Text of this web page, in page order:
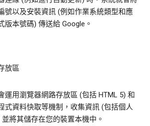
號以及安裝資訊 (例如作業系統類型和應
版本號碼) 傳送給 Google。
放區
運用瀏覽器網路存放區 (包括 HTML 5) 和
式資料快取等機制，收集資訊 (包括個人
將其儲存在您的裝置本機中。